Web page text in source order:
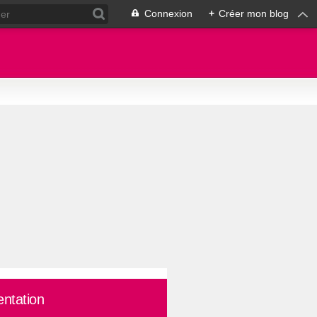
Connexion + Créer mon blog